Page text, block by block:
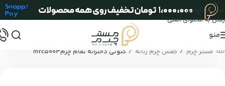
عبور به ناوبری
رفتن به محتوای اصلی
منو
مستر چرم / کفش چرم زنانه / کتونی دخترانه تمام چرمmrc5003